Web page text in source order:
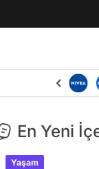
En Yeni
Yaşam